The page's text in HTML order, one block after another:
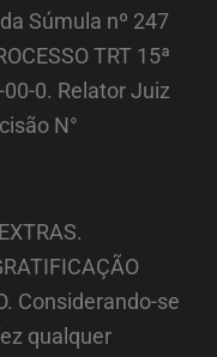
Súmula nº 247
TRT 15ª
00-0. Relator Juiz
N°
Considerando-se
qualquer